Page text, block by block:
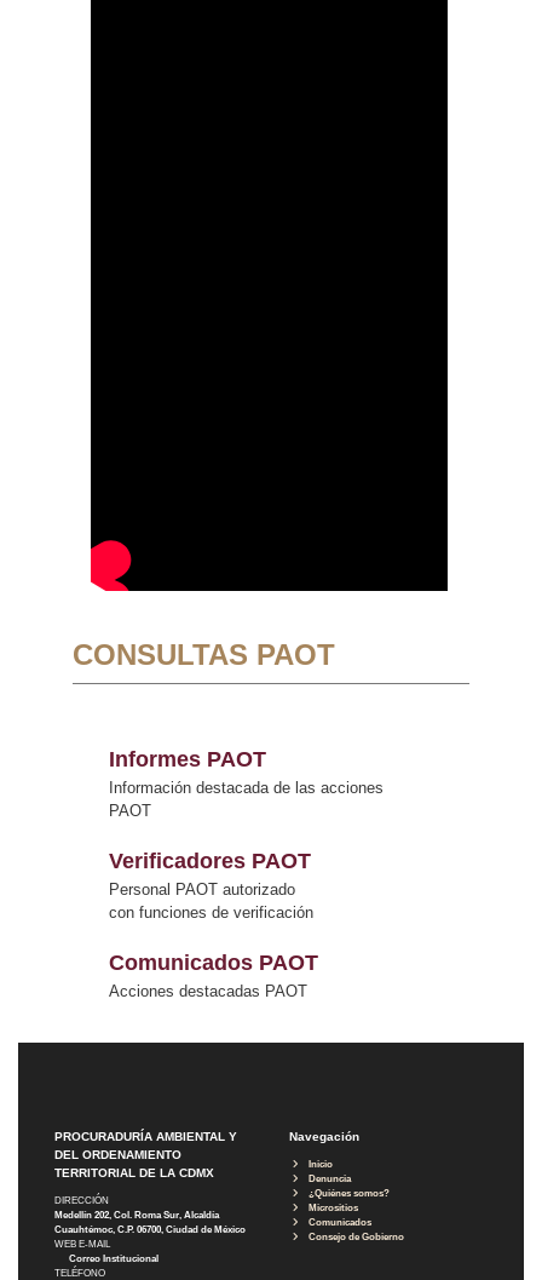
CONSULTAS PAOT
Informes PAOT
Información destacada de las acciones
PAOT
Verificadores PAOT
Personal PAOT autorizado
con funciones de verificación
Comunicados PAOT
Acciones destacadas PAOT
PROCURADURÍA AMBIENTAL Y
DEL ORDENAMIENTO
TERRITORIAL DE LA CDMX
DIRECCIÓN
Medellín 202, Col. Roma Sur, Alcaldía
Cuauhtémoc, C.P. 06700, Ciudad de México
WEB E-MAIL
Correo Institucional
TELÉFONO
Navegación
Inicio
Denuncia
¿Quiénes somos?
Micrositios
Comunicados
Consejo de Gobierno